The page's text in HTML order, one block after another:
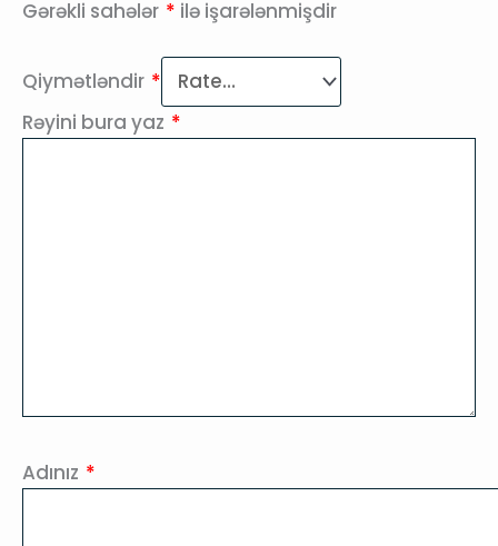
Gərəkli sahələr * ilə işarələnmişdir
Qiymətləndir *
Rəyini bura yaz *
Adınız *